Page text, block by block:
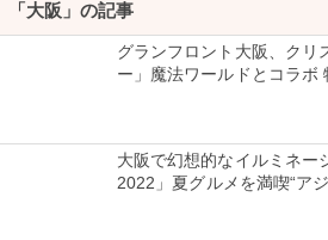
「大阪」の記事
グランフロント大阪、クリ
ー」魔法ワールドとコラボ
大阪で幻想的なイルミネー
2022」夏グルメを満喫“ア